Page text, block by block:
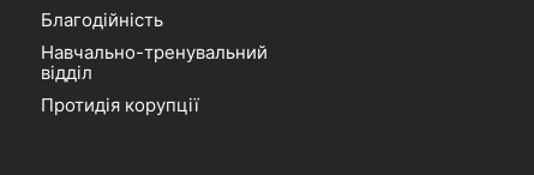
Благодійність
Навчально-тренувальний
відділ
Протидія корупції